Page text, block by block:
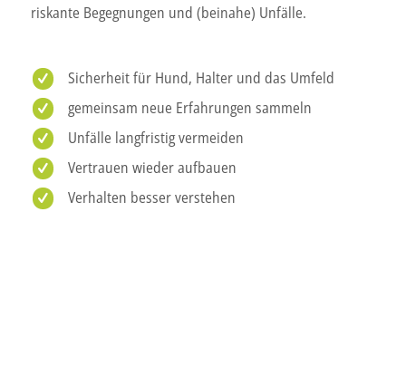
riskante Begegnungen und (beinahe) Unfälle.
Sicherheit für Hund, Halter und das Umfeld
gemeinsam neue Erfahrungen sammeln
Unfälle langfristig vermeiden
Vertrauen wieder aufbauen
Verhalten besser verstehen